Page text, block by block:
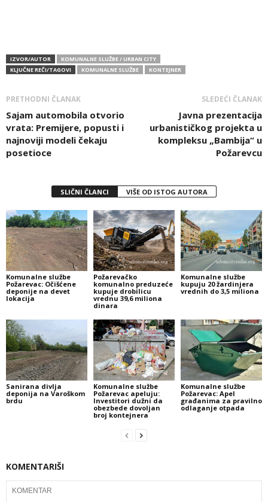
IZVOR/AUTOR
KOMUNALNE SLUŽBE / URBAN CITY
KLJUČNE REČI/TAGOVI
KOMUNALNE SLUŽBE KONTEJNER
PRETHODNI ČLANAK
Sajam automobila otvorio
vrata: Premijere, popusti i
najnoviji modeli čekaju
posetioce
SLEDEĆI ČLANAK
Javna prezentacija
urbanističkog projekta u
kompleksu „Bambija“ u
Požarevcu
SLIČNI ČLANCI VIŠE OD ISTOG AUTORA
Komunalne službe
Požarevac: Očišćene
deponije na devet
lokacija
Požarevačko
komunalno preduzeće
kupuje drobilicu
vrednu 39,6 miliona
dinara
Komunalne službe
kupuju 20 žardinjera
vrednih do 3,5 miliona
Sanirana divlja
deponija na Varoškom
brdu
Komunalne službe
Požarevac apeluju:
Investitori dužni da
obezbede dovoljan
broj kontejnera
Komunalne službe
Požarevac: Apel
građanima za pravilno
odlaganje otpada
KOMENTARIŠI